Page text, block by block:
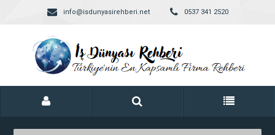
info@isdunyasirehberi.net 0537 341 2520